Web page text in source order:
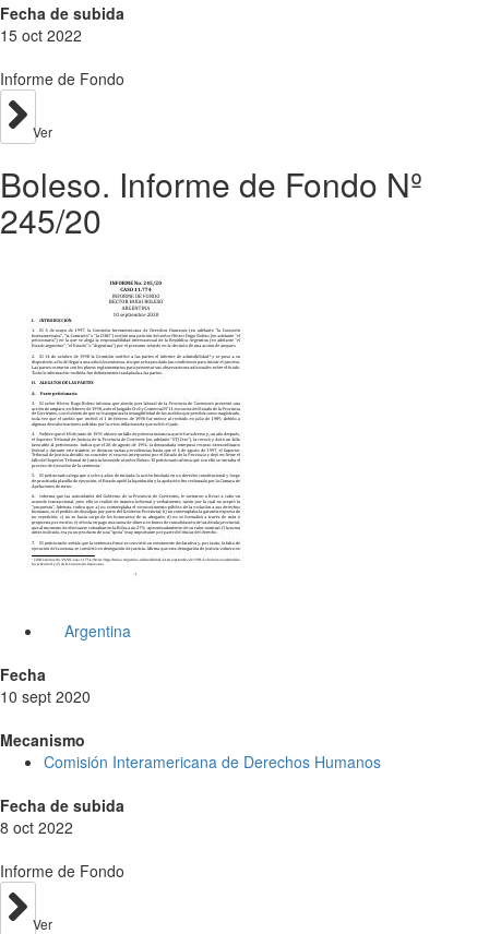
Fecha de subida
15 oct 2022
Informe de Fondo
Ver
Boleso. Informe de Fondo Nº
245/20
Argentina
Fecha
10 sept 2020
Mecanismo
Comisión Interamericana de Derechos Humanos
Fecha de subida
8 oct 2022
Informe de Fondo
Ver